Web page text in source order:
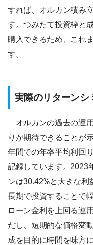
すれば、オルカン積み
す。つみたて投資枠と
購入できるため、これ
す。
実際のリターンシ
オルカンの過去の運
りが期待できることが
年間での年率平均利回
記録しています。2023
ンは30.42%と大きな利
長期で投資することで
ローン金利を上回る運
だし、短期的な価格変
成を目的に時間を味方